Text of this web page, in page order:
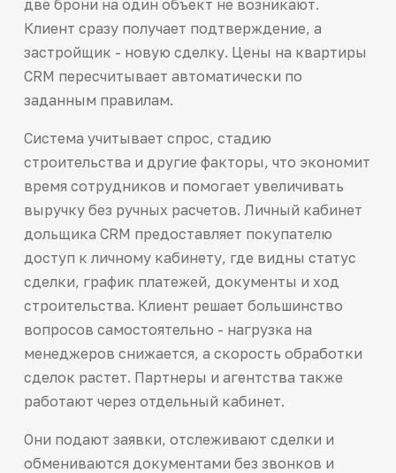
две брони на один объект не возникают.
Клиент сразу получает подтверждение, а
застройщик - новую сделку. Цены на квартиры
CRM пересчитывает автоматически по
заданным правилам.
Система учитывает спрос, стадию
строительства и другие факторы, что экономит
время сотрудников и помогает увеличивать
выручку без ручных расчетов. Личный кабинет
дольщика CRM предоставляет покупателю
доступ к личному кабинету, где видны статус
сделки, график платежей, документы и ход
строительства. Клиент решает большинство
вопросов самостоятельно - нагрузка на
менеджеров снижается, а скорость обработки
сделок растет. Партнеры и агентства также
работают через отдельный кабинет.
Они подают заявки, отслеживают сделки и
обмениваются документами без звонков и